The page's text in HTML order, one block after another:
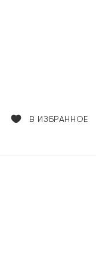
В ИЗБРАННОЕ